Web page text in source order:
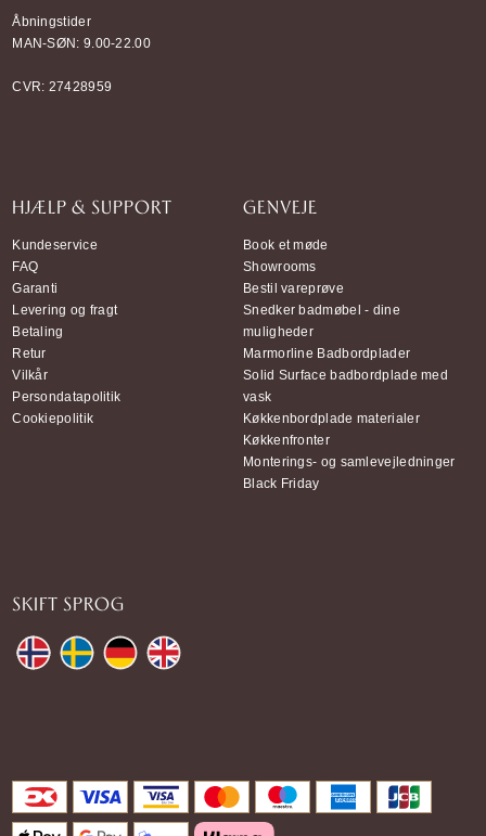
Åbningstider
MAN-SØN: 9.00-22.00
CVR: 27428959
HJÆLP & SUPPORT
Kundeservice
FAQ
Garanti
Levering og fragt
Betaling
Retur
Vilkår
Persondatapolitik
Cookiepolitik
GENVEJE
Book et møde
Showrooms
Bestil vareprøve
Snedker badmøbel - dine
muligheder
Marmorline Badbordplader
Solid Surface badbordplade med
vask
Køkkenbordplade materialer
Køkkenfronter
Monterings- og samlevejledninger
Black Friday
SKIFT SPROG